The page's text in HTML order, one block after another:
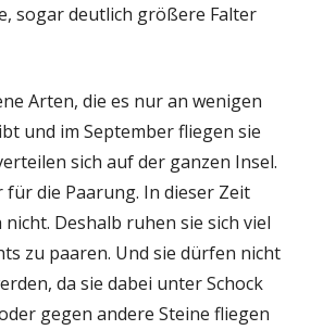
sogar deutlich größere Falter
Arten, die es nur an wenigen
und im September fliegen sie
sich auf der ganzen Insel.
für die Paarung. In dieser Zeit
Deshalb ruhen sie sich viel
zu paaren. Und sie dürfen nicht
da sie dabei unter Schock
gegen andere Steine fliegen